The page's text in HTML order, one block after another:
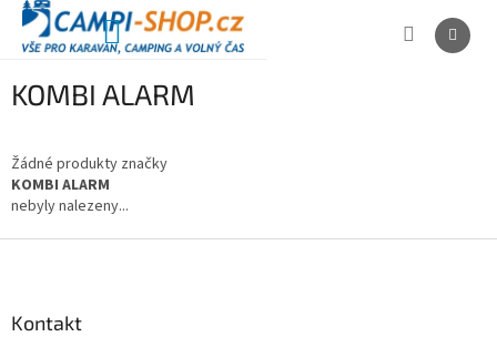
Přejít
obsah
NÁKUPNÍ
KOMBI ALARM
Žádné produkty značky
KOMBI ALARM
nebyly nalezeny...
Kontakt